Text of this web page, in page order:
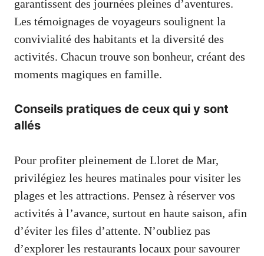
garantissent des journées pleines d’aventures.
Les témoignages de voyageurs soulignent la
convivialité des habitants et la diversité des
activités. Chacun trouve son bonheur, créant des
moments magiques en famille.
Conseils pratiques de ceux qui y sont
allés
Pour profiter pleinement de Lloret de Mar,
privilégiez les heures matinales pour visiter les
plages et les attractions. Pensez à réserver vos
activités à l’avance, surtout en haute saison, afin
d’éviter les files d’attente. N’oubliez pas
d’explorer les restaurants locaux pour savourer